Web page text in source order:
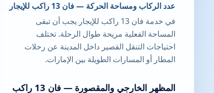
عدد الركاب ومساحة الحركة — فان 13 راكب للإيجار
في خدمة فان 13 راكب للإيجار يجب أن تبقى
المساحة الفعلية مريحة طوال الرحلة. تختلف
احتياجات التنقل القصير داخل المدينة عن رحلات
المطار أو المسارات الطويلة بين الإمارات.
المظهر الخارجي والمقصورة — فان 13 راكب